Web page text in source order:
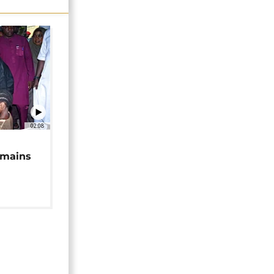
02:08